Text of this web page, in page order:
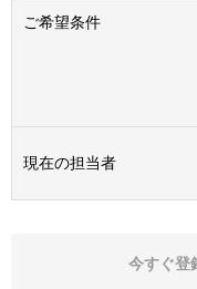
ご希望条件
現在の担当者
今すぐ登